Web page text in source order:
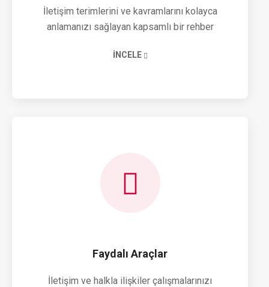
İletişim terimlerini ve kavramlarını kolayca
anlamanızı sağlayan kapsamlı bir rehber
İNCELE
Faydalı Araçlar
İletişim ve halkla ilişkiler çalışmalarınızı